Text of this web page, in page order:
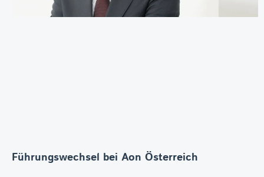
Führungswechsel bei Aon Österreich